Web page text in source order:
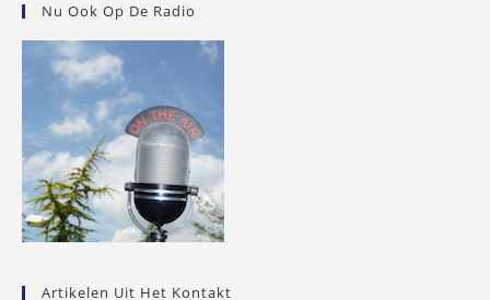
Nu Ook Op De Radio
Artikelen Uit Het Kontakt